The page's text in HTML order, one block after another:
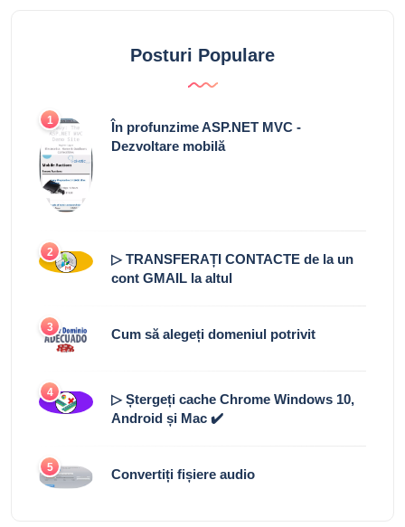
Posturi Populare
1
În profunzime ASP.NET MVC -
Dezvoltare mobilă
2
▷ TRANSFERAȚI CONTACTE de la un
cont GMAIL la altul
3 Cum să alegeți domeniul potrivit
4
▷ Ștergeți cache Chrome Windows 10,
Android și Mac ✔️
5 Convertiți fișiere audio